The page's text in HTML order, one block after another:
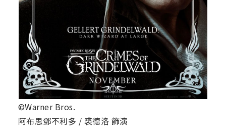
©Warner Bros.
阿布思鄧不利多 / 裘德洛 飾演